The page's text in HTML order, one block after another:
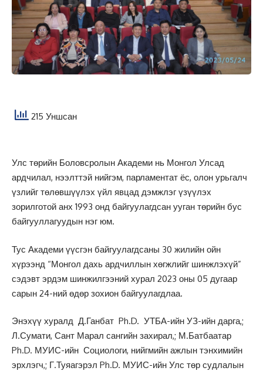
215 Уншсан
Улс төрийн Боловсролын Академи нь Монгол Улсад
ардчилал, нээлттэй нийгэм, парламентат ёс, олон урьгалч
үзлийг төлөвшүүлэх үйл явцад дэмжлэг үзүүлэх
зорилготой анх 1993 онд байгуулагдсан ууган төрийн бус
байгууллагуудын нэг юм.
Тус Академи үүсгэн байгуулагдсаны 30 жилийн ойн
хүрээнд “Монгол дахь ардчиллын хөгжлийг шинжлэхүй”
сэдэвт эрдэм шинжилгээний хурал 2023 оны 05 дугаар
сарын 24-ний өдөр зохион байгуулагдлаа.
Энэхүү хуралд Д.Ганбат Ph.D. УТБА-ийн УЗ-ийн дарга,;
Л.Сумати, Сант Марал сангийн захирал,; М.Батбаатар
Ph.D. МУИС-ийн Социологи, нийгмийн ажлын тэнхимийн
эрхлэгч,; Г.Туяагэрэл Ph.D. МУИС-ийн Улс төр судлалын